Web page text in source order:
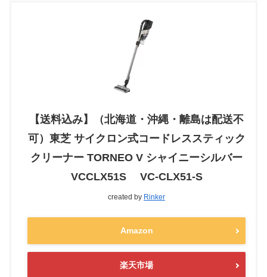
【送料込み】（北海道・沖縄・離島は配送不
可）東芝 サイクロン式コードレススティック
クリーナー TORNEO V シャイニーシルバー
VCCLX51S VC-CLX51-S
created by Rinker
Amazon
楽天市場